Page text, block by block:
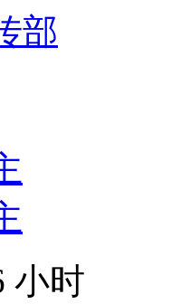
部
小时